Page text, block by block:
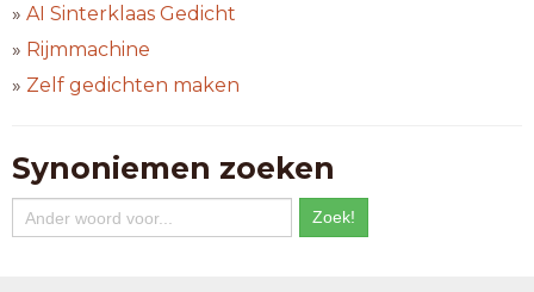
» AI Sinterklaas Gedicht
» Rijmmachine
» Zelf gedichten maken
Synoniemen zoeken